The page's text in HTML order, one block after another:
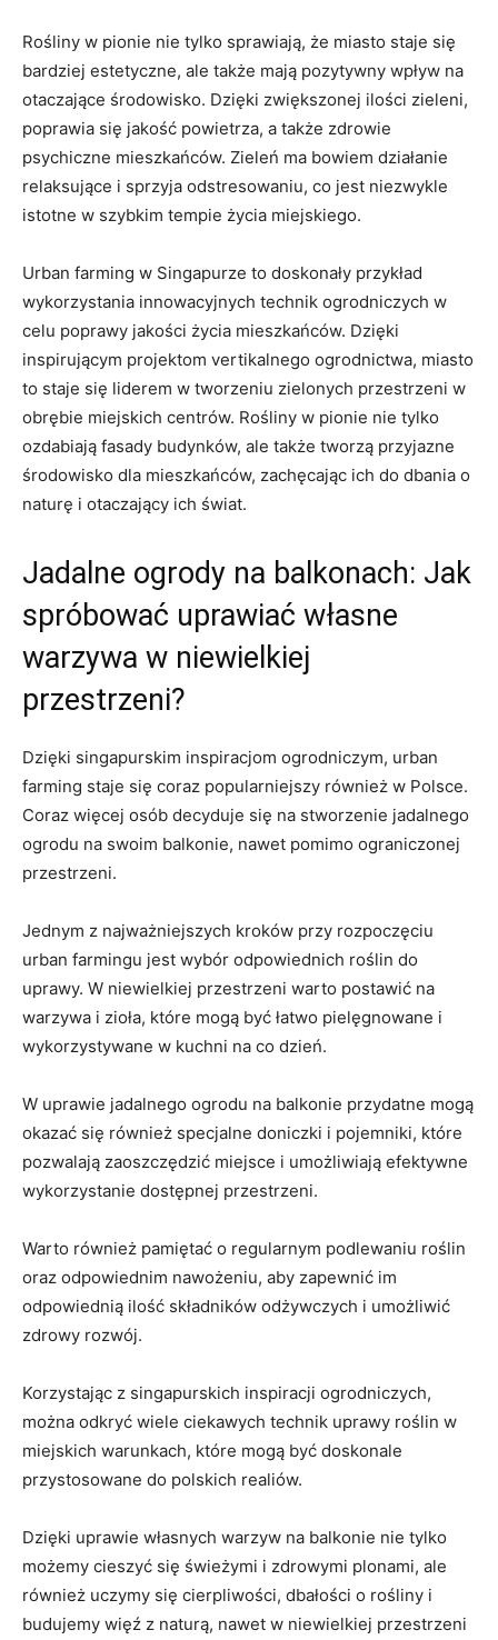
Rośliny w pionie nie tylko sprawiają, że miasto staje się
bardziej estetyczne, ale także mają pozytywny wpływ na
otaczające środowisko. Dzięki zwiększonej ilości zieleni,
poprawia ⁤się ‍jakość powietrza,‌ a także zdrowie
psychiczne mieszkańców. Zieleń ma bowiem działanie
relaksujące i sprzyja odstresowaniu, co jest​ niezwykle
istotne ⁢w szybkim ⁤tempie życia miejskiego.
Urban farming ‌w Singapurze to doskonały przykład
wykorzystania innowacyjnych technik ogrodniczych w
celu poprawy jakości życia mieszkańców. Dzięki
inspirującym projektom⁢ vertikalnego ogrodnictwa, miasto⁣
to staje się liderem ⁤w⁤ tworzeniu zielonych przestrzeni w
obrębie miejskich centrów. Rośliny w pionie nie⁤ tylko
ozdabiają fasady budynków, ale ⁢także tworzą przyjazne
środowisko dla mieszkańców, zachęcając ich do dbania o
naturę i otaczający ⁣ich świat.
Jadalne ogrody na balkonach: Jak
spróbować uprawiać własne
warzywa w niewielkiej
przestrzeni?
Dzięki ⁣singapurskim inspiracjom⁤ ogrodniczym, urban
farming staje się coraz popularniejszy również w Polsce.
Coraz więcej osób decyduje się na stworzenie jadalnego
ogrodu na swoim balkonie, nawet pomimo​ ograniczonej
przestrzeni.
Jednym z najważniejszych ⁤kroków przy rozpoczęciu
urban⁣ farmingu jest wybór odpowiednich roślin do
uprawy. W niewielkiej przestrzeni warto postawić⁤ na​
warzywa i ⁣zioła, które ​mogą być ⁤łatwo pielęgnowane i​
wykorzystywane w kuchni na co dzień.
W uprawie jadalnego ⁢ogrodu ‌na balkonie przydatne‌ mogą
okazać się również specjalne doniczki i pojemniki, które⁢
pozwalają zaoszczędzić miejsce i umożliwiają ‍efektywne
wykorzystanie dostępnej‌ przestrzeni. ‌
Warto również pamiętać o regularnym⁣ podlewaniu roślin
oraz odpowiednim nawożeniu,‍ aby zapewnić im
odpowiednią ilość składników odżywczych i umożliwić
zdrowy rozwój.
Korzystając⁢ z singapurskich inspiracji ogrodniczych,
można odkryć wiele ciekawych ​technik uprawy roślin w
miejskich warunkach, ‌które mogą być‌ doskonale
przystosowane do polskich realiów.
Dzięki uprawie‌ własnych warzyw na⁤ balkonie nie tylko
możemy cieszyć się świeżymi i zdrowymi plonami, ale
⁣również uczymy się cierpliwości,⁢ dbałości o rośliny i
budujemy więź z naturą, nawet w niewielkiej ⁢przestrzeni